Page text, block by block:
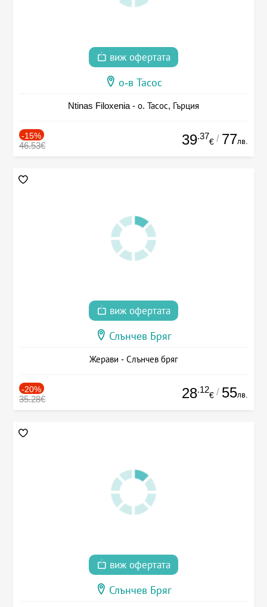
виж офертата
о-в Тасос
Ntinas Filoxenia - о. Тасос, Гърция
-15%
46.53€ 39.37
€ / 77лв.
виж офертата
Слънчев Бряг
Жерави - Слънчев бряг
-20%
35.28€ 28.12
€ / 55лв.
виж офертата
Слънчев Бряг